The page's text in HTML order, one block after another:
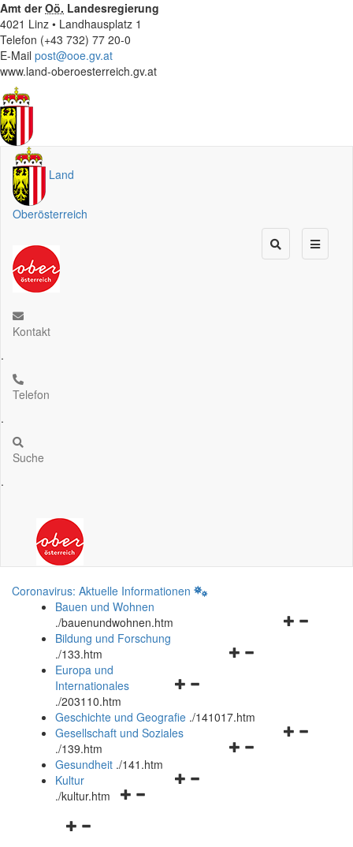
Amt derOö. Landesregierung
4021 Linz • Landhausplatz 1
Telefon (+43 732) 77 20-0
E-Mail post@ooe.gv.at
www.land-oberoesterreich.gv.at
Land
Oberösterreich
Kontakt
.
Telefon
.
Suche
.
Coronavirus: Aktuelle Informationen
Bauen und Wohnen
./bauenundwohnen.htm
Navigationsmenü
Bildung und Forschung
./133.htm
Navigationsmenü
und
schließen
Europa und
Internationales
./203110.htm
Geschichte und Geografie ./141017.htm
Navigationsmenü
Gesellschaft und Soziales
./139.htm
Navigationsmenü
Gesundheit ./141.htm
Navigationsmenü
Kultur
./kultur.htm
Navigationsmenü